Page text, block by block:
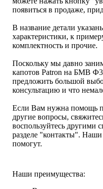
появиться в продаже,
В название детали
характеристики, к
комплектность и прочие.
Поскольку мы давно
капотов Patron на БМВ
предложить большой
консультацию и что
Если Вам нужна помощь
другие вопросы,
воспользуйтесь другими
разделе "контакты". Наши
помогут.
Наши преимущества: